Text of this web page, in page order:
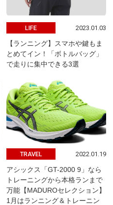
LIFE 2023.01.03
【ランニング】スマホや鍵もま
とめてイン！「ボトルバッグ」
で走りに集中できる3選
TRAVEL 2022.01.19
アシックス「GT-2000 9」なら
トレーニングから本格ランまで
万能【MADUROセレクション】
1月はランニング＆トレーニン